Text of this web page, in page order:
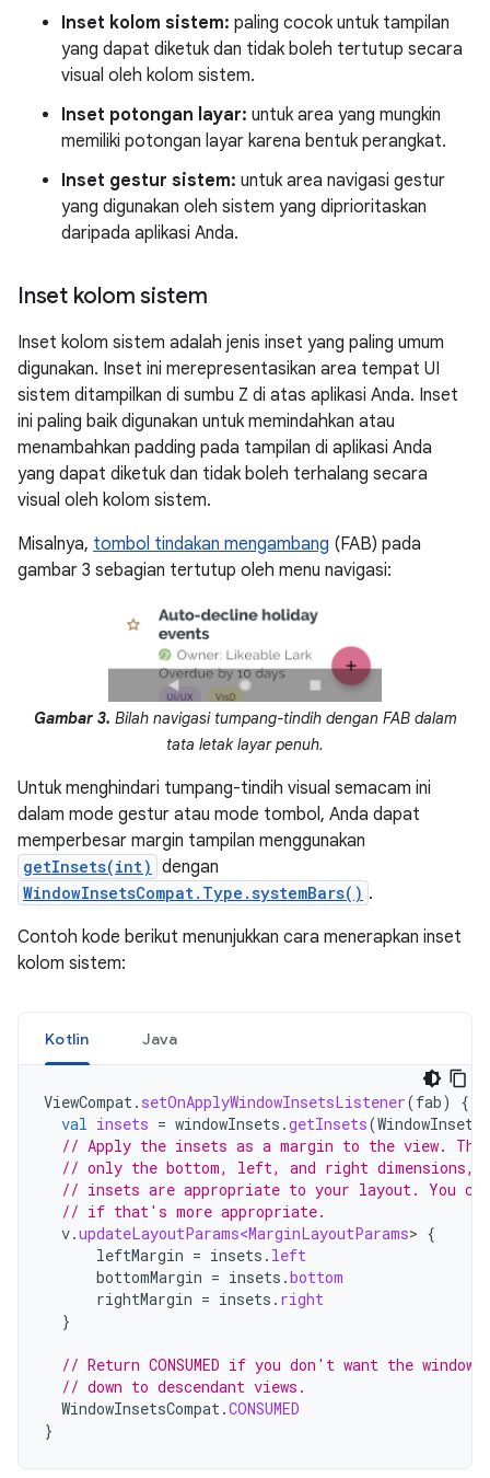
Inset kolom sistem: paling cocok untuk tampilan
yang dapat diketuk dan tidak boleh tertutup secara
visual oleh kolom sistem.
Inset potongan layar: untuk area yang mungkin
memiliki potongan layar karena bentuk perangkat.
Inset gestur sistem: untuk area navigasi gestur
yang digunakan oleh sistem yang diprioritaskan
daripada aplikasi Anda.
Inset kolom sistem
Inset kolom sistem adalah jenis inset yang paling umum
digunakan. Inset ini merepresentasikan area tempat UI
sistem ditampilkan di sumbu Z di atas aplikasi Anda. Inset
ini paling baik digunakan untuk memindahkan atau
menambahkan padding pada tampilan di aplikasi Anda
yang dapat diketuk dan tidak boleh terhalang secara
visual oleh kolom sistem.
Misalnya, tombol tindakan mengambang (FAB) pada
gambar 3 sebagian tertutup oleh menu navigasi:
Gambar 3. Bilah navigasi tumpang-tindih dengan FAB dalam
tata letak layar penuh.
Untuk menghindari tumpang-tindih visual semacam ini
dalam mode gestur atau mode tombol, Anda dapat
memperbesar margin tampilan menggunakan
getInsets(int) dengan
WindowInsetsCompat.Type.systemBars() .
Contoh kode berikut menunjukkan cara menerapkan inset
kolom sistem:
Kotlin Java
ViewCompat. setOnApplyWindowInsetsListener(fab) {
val insets = windowInsets .getInsets(
// Apply the insets as a margin to the view.
// only the bottom, left, and right dimensions,
// insets are appropriate to your layout. You
// if that's more appropriate.
v.updateLayoutParams<MarginLayoutParams> {
leftMargin = insets . left
bottomMargin = insets .bottom
rightMargin = insets . right
}
// Return CONSUMED if you don't want the
// down to descendant views.
WindowInsetsCompat.CONSUMED
}